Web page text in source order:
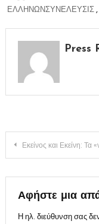
ΕΛΛΗΝΩΝΣΥΝΕΛΕΥΣΙΣ,
Press
Πλοήγηση
Εκείνος και Εκείνη: Τα «νέα» κόμματα και οι παλιές
Αφήστε μια
Η ηλ. διεύθυνση σας